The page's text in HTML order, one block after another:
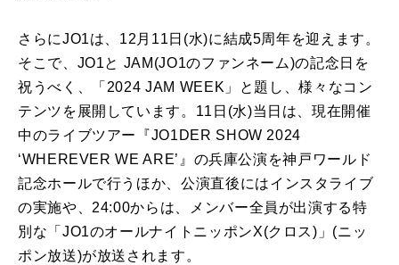
さらにJO1は、12月11日(水)に結成5周年を迎えます。
そこで、JO1と JAM(JO1のファンネーム)の記念日を
祝うべく、「2024 JAM WEEK」と題し、様々なコン
テンツを展開しています。11日(水)当日は、現在開催
中のライブツアー『JO1DER SHOW 2024
‘WHEREVER WE ARE’』の兵庫公演を神戸ワールド
記念ホールで行うほか、公演直後にはインスタライブ
の実施や、24:00からは、メンバー全員が出演する特
別な「JO1のオールナイトニッポンX(クロス)」(ニッ
ポン放送)が放送されます。